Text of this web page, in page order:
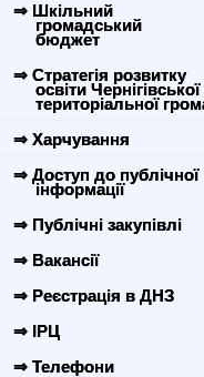
⇒ Шкільний
громадський
бюджет
⇒ Стратегія розвитку
освіти Чернігівської
територіальної
⇒ Харчування
⇒ Доступ до публічної
інформації
⇒ Публічні закупівлі
⇒ Вакансії
⇒ Реєстрація в ДНЗ
⇒ ІРЦ
⇒ Телефони